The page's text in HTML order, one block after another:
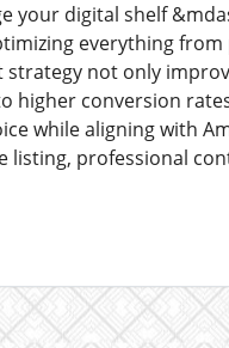
your digital shelf
everything
strategy not only
higher conversion
while aligning with
professional